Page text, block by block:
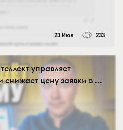
23 Июл 233
управляет
снижает цену заявки в ...